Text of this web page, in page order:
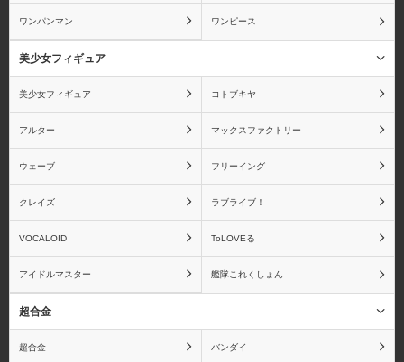
スカイチューブ
ディ・モールト ベネ ねんどろいど
ワンパンマン ワンピース
美少女フィギュア
美少女フィギュア コトブキヤ
アルター マックスファクトリー
ウェーブ フリーイング
クレイズ ラブライブ！
VOCALOID ToLOVEる
アイドルマスター 艦隊これくしょん
超合金
超合金 バンダイ